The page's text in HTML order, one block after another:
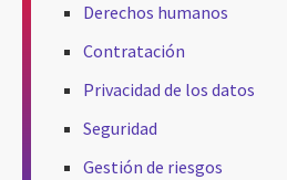
Derechos humanos
Contratación
Privacidad de los datos
Seguridad
Gestión de riesgos